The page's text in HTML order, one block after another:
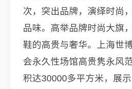
次，突出品牌，演绎时尚
品味。高举品牌时尚大旗
鞋的高贵与奢华。上海世
会永久性场馆高贵隽永风
积达30000多平方米，展